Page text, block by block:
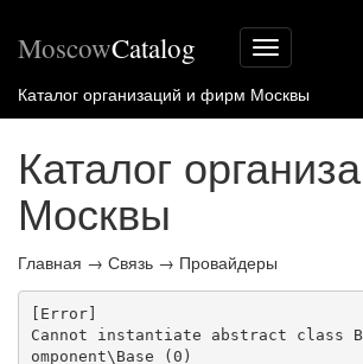
Меню
сайта
MoscowCatalog
Каталог организаций и фирм Москвы
Каталог
Москвы
Главная → Связь → Провайдеры
[Error]
Cannot instantiate abstract class
omponent\Base (0)